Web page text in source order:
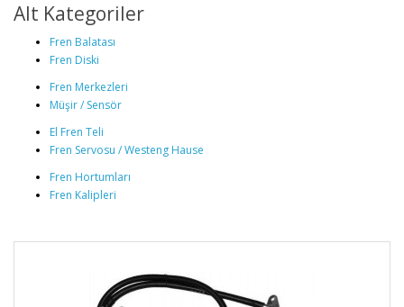
Alt Kategoriler
Fren Balatası
Fren Diski
Fren Merkezleri
Müşir / Sensör
El Fren Teli
Fren Servosu / Westeng Hause
Fren Hortumları
Fren Kalipleri